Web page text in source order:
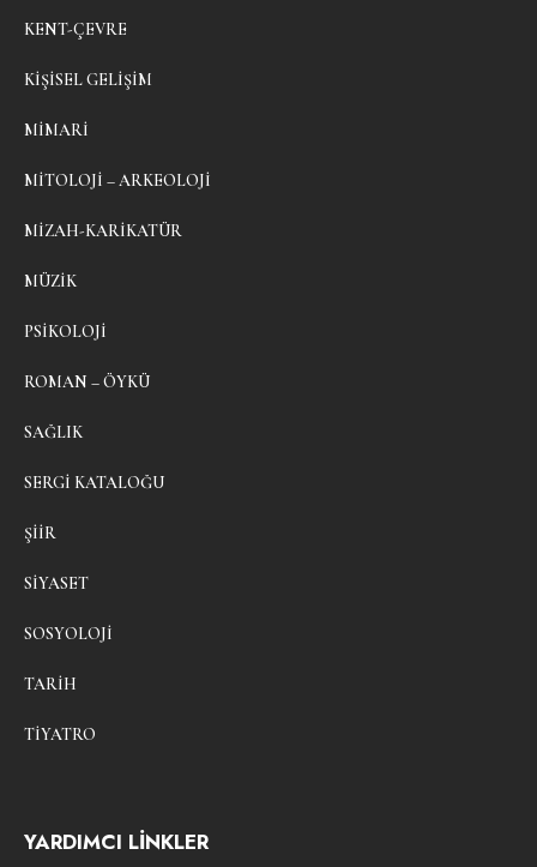
KENT-ÇEVRE
KIŞISEL GELIŞIM
MIMARI
MITOLOJI – ARKEOLOJI
MIZAH-KARIKATÜR
MÜZIK
PSIKOLOJI
ROMAN – ÖYKÜ
SAĞLIK
SERGI KATALOĞU
ŞIIR
SIYASET
SOSYOLOJI
TARIH
TIYATRO
YARDIMCI LİNKLER